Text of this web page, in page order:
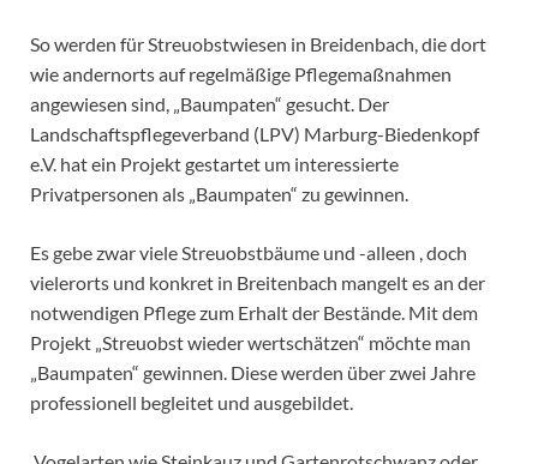
So werden für Streuobstwiesen in Breidenbach, die dort
wie andernorts auf regelmäßige Pflegemaßnahmen
angewiesen sind, „Baumpaten“ gesucht. Der
Landschaftspflegeverband (LPV) Marburg-Biedenkopf
e.V. hat ein Projekt gestartet um interessierte
Privatpersonen als „Baumpaten“ zu gewinnen.
Es gebe zwar viele Streuobstbäume und -alleen , doch
vielerorts und konkret in Breitenbach mangelt es an der
notwendigen Pflege zum Erhalt der Bestände. Mit dem
Projekt „Streuobst wieder wertschätzen“ möchte man
„Baumpaten“ gewinnen. Diese werden über zwei Jahre
professionell begleitet und ausgebildet.